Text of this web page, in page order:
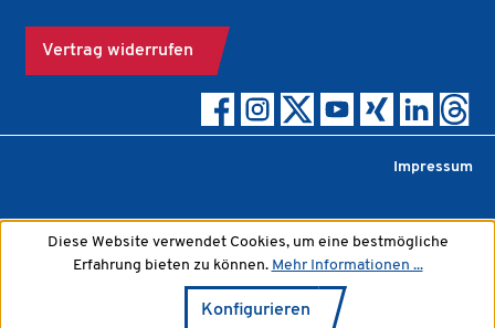
Vertrag widerrufen
Impressum
Diese Website verwendet Cookies, um eine bestmögliche
Erfahrung bieten zu können. Mehr Informationen ...
Konfigurieren